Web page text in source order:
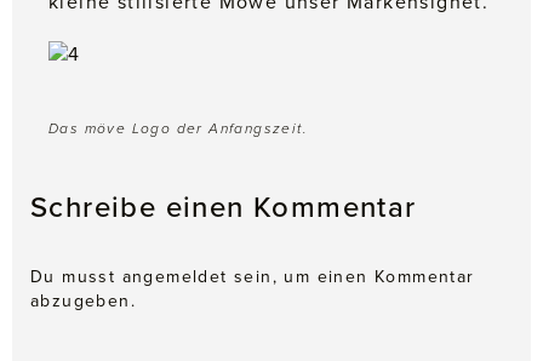
Das möve Logo der Anfangszeit.
Schreibe einen Kommentar
Du musst angemeldet sein, um einen Kommentar
abzugeben.